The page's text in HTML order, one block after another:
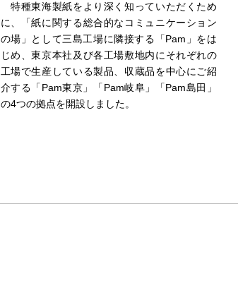
特種東海製紙をより深く知っていただくため
に、「紙に関する総合的なコミュニケーション
の場」として三島工場に隣接する「Pam 」をは
じめ、東京本社及び各工場敷地内にそれぞれの
工場で生産している製品、収蔵品を中心にご紹
介する「 Pam東京 」「 Pam岐阜 」「Pam島田 」
の4つの拠点を開設しました。